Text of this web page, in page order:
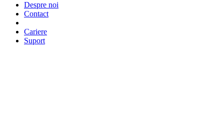
Despre noi
Contact
Cariere
Suport